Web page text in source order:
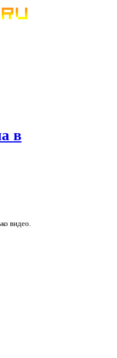
в
видео.